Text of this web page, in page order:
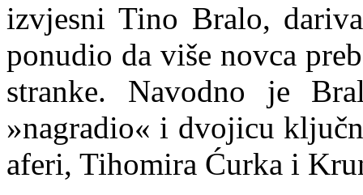
izvjesni Tino Bralo,
ponudio da više novca
stranke. Navodno je
»nagradio« i dvojicu
aferi, Tihomira Ćurka i